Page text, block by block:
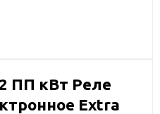
ПП кВт Реле
Extra